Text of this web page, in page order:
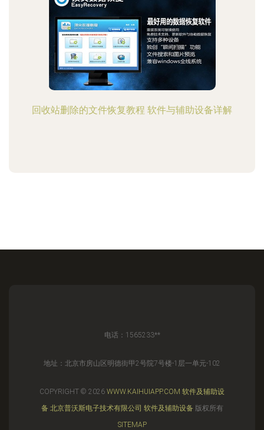
回收站删除的文件恢复教程 软件与辅助设备详解
电话：1565233**
地址：北京市房山区明德街甲2号院7号楼-1层一单元-102
COPYRIGHT © 2026 WWW.KAIHUIAPP.COM 软件及辅助设
备 北京普沃斯电子技术有限公司 软件及辅助设备 版权所有
SITEMAP